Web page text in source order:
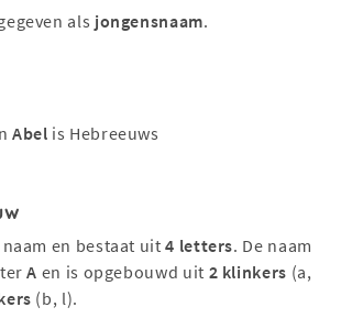
als jongensnaam.
Abel is Hebreeuws
en bestaat uit4 letters. De naam
A en is opgebouwd uit 2 klinkers (a,
(b, l).